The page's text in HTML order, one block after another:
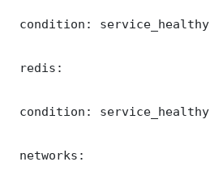
condition: service_healthy
redis:
condition: service_healthy
networks: